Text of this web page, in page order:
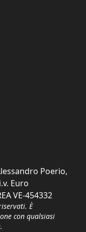
Poerio,
Euro
VE-454332
È
con qualsiasi